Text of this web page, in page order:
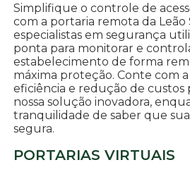
Simplifique o controle de
com a portaria remota da Leão
especialistas em segurança
ponta para monitorar e
estabelecimento de forma
máxima proteção. Conte com
eficiência e redução de custos
nossa solução inovadora,
tranquilidade de saber que
segura.
PORTARIAS VIRTUAIS